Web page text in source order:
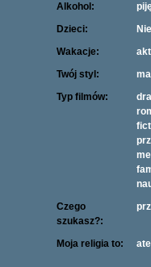
Alkohol:
Dzieci:
Wakacje:
Twój styl:
Typ filmów:
Czego
szukasz?:
Moja religia to: